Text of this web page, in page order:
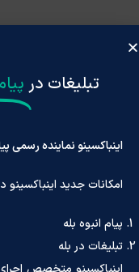
تبلیغات در
اینباکسینو نماینده رسمی
امکانات جدید اینباکسینو
پیام انبوه بله
تبلیغات در بله